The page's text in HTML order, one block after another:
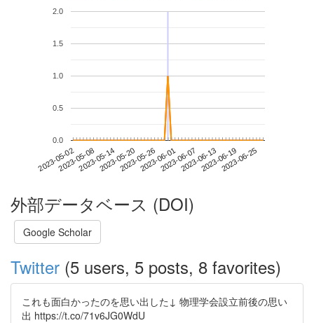
2023-05-022023-05-082023-05-142023-05-202023-05-262023-06-012023-06-072023-06-132023-06-192023-06-25
0.0
0.5
1.0
1.5
2.0
外部データベース (DOI)
Google Scholar
Twitter (5 users, 5 posts, 8 favorites)
これも面白かったのを思い出した↓ 物理学会設立前後の思い
出 https://t.co/71v6JG0WdU